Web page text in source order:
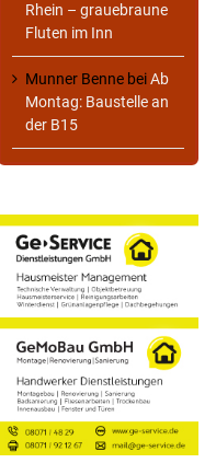
Rhein – grauebraune
Fluten im Inn
Munner Benne beiAb
Montag: Baustelle an
der B15